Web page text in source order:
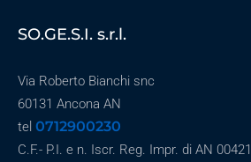
SO.GE.S.I. s.r.l.
Via Roberto Bianchi snc
60131 Ancona AN
tel 0712900230
C.F.- P.I. e n. Iscr. Reg. Impr. di AN